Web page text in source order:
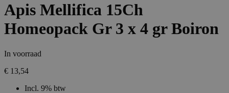
Apis Mellifica 15Ch
Homeopack Gr 3 x 4 gr Boiron
In voorraad
€ 13,54
Incl. 9% btw